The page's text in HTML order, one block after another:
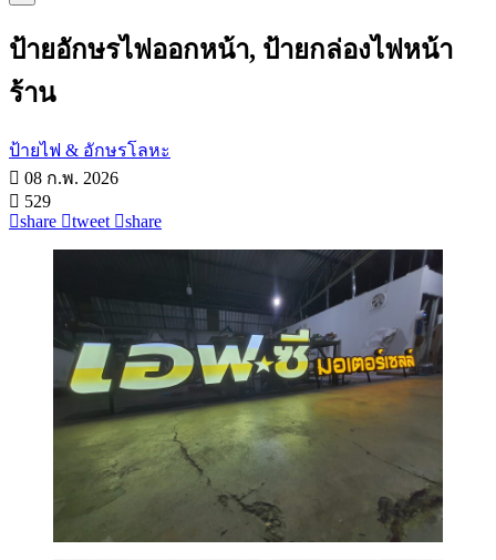
ป้ายอักษรไฟออกหน้า, ป้ายกล่องไฟหน้า
ร้าน
ป้ายไฟ & อักษรโลหะ
08 ก.พ. 2026
529
share
tweet share